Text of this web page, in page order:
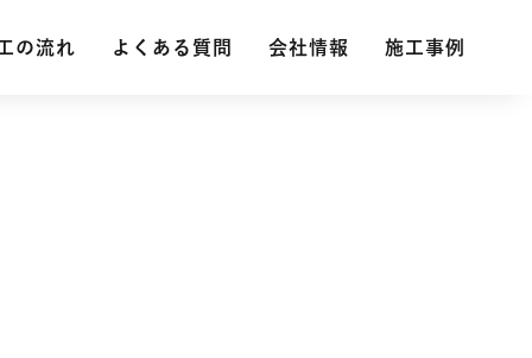
の流れ よくある質問 会社情報 施工事例
の流れ よくある質問 会社情報 施工事例